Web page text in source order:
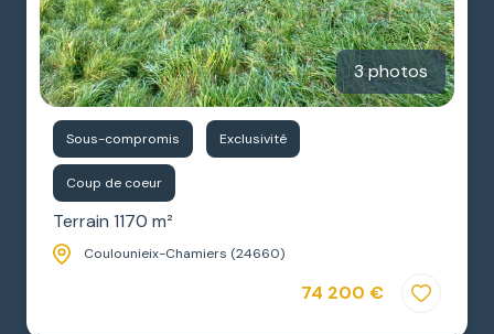
3 photos
Sous-compromis Exclusivité
Coup de coeur
Terrain 1170 m²
Coulounieix-Chamiers (24660)
74 200 €